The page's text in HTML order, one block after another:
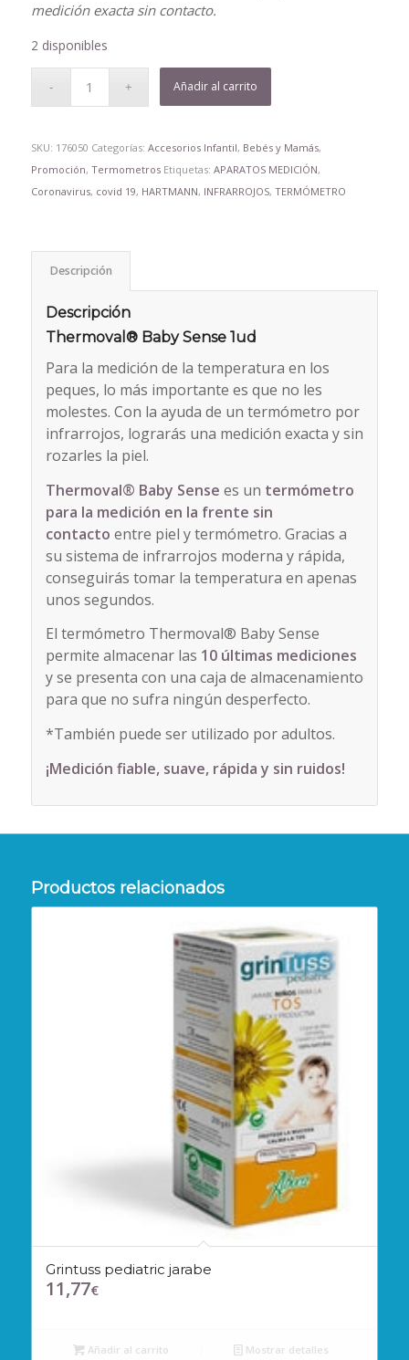
medición exacta sin contacto.
2 disponibles
Añadir al carrito
SKU: 176050 Categorías: Accesorios Infantil, Bebés y Mamás,
Promoción, Termometros Etiquetas: APARATOS MEDICIÓN,
Coronavirus, covid 19, HARTMANN, INFRARROJOS, TERMÓMETRO
Descripción
Descripción
Thermoval® Baby Sense 1ud
Para la medición de la temperatura en los
peques, lo más importante es que no les
molestes. Con la ayuda de un termómetro por
infrarrojos, lograrás una medición exacta y sin
rozarles la piel.
Thermoval® Baby Sense es un termómetro
para la medición en la frente sin
contacto entre piel y termómetro. Gracias a
su sistema de infrarrojos moderna y rápida,
conseguirás tomar la temperatura en apenas
unos segundos.
El termómetro Thermoval® Baby Sense
permite almacenar las 10 últimas mediciones
y se presenta con una caja de almacenamiento
para que no sufra ningún desperfecto.
*También puede ser utilizado por adultos.
¡Medición fiable, suave, rápida y sin ruidos!
Productos relacionados
Grintuss pediatric jarabe
11,77€
Añadir al carrito Mostrar detalles